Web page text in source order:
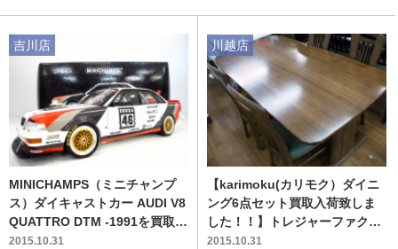
MINICHAMPS（ミニチャンプ
ス）ダイキャストカー AUDI V8
QUATTRO DTM -1991を買取り
入荷致しました!!【吉川店】
2015.10.31
吉川店
【karimoku(カリモク）ダイニ
ング6点セット買取入荷致しま
した！！】トレジャーファクト
リー川越店
2015.10.31
川越店